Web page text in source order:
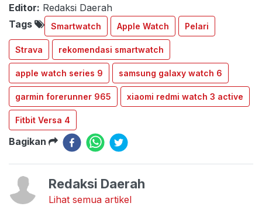
Editor: Redaksi Daerah
Tags
Smartwatch Apple Watch Pelari
Strava rekomendasi smartwatch
apple watch series 9 samsung galaxy watch 6
garmin forerunner 965 xiaomi redmi watch 3 active
Fitbit Versa 4
Bagikan
Redaksi Daerah
Lihat semua artikel